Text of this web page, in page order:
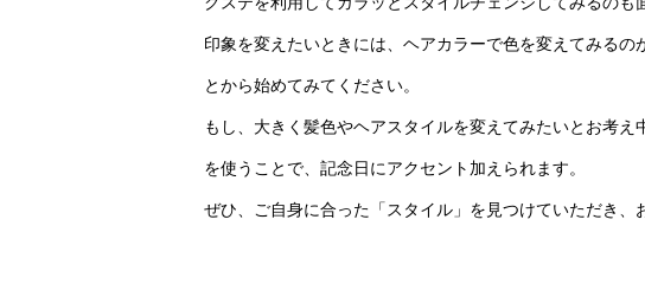
印象を変えたいときには、ヘアカラーで色を変えてみる
とから始めてみてください。
もし、大きく髪色やヘアスタイルを変えてみたいとお考
を使うことで、記念日にアクセント加えられます。
ぜひ、ご自身に合った「スタイル」を見つけていただき、